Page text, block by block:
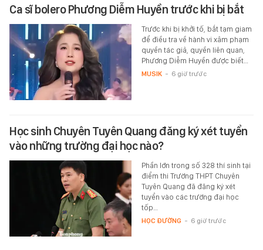
Ca sĩ bolero Phương Diễm Huyền trước khi bị bắt
Trước khi bị khởi tố, bắt tạm giam
để điều tra về hành vi xâm phạm
quyền tác giả, quyền liên quan,
Phương Diễm Huyền được biết…
MUSIK - 6 giờ trước
Học sinh Chuyên Tuyên Quang đăng ký xét tuyển
vào những trường đại học nào?
Phần lớn trong số 328 thí sinh tại
điểm thi Trường THPT Chuyên
Tuyên Quang đã đăng ký xét
tuyển vào các trường đại học
tốp…
HỌC ĐƯỜNG - 6 giờ trước